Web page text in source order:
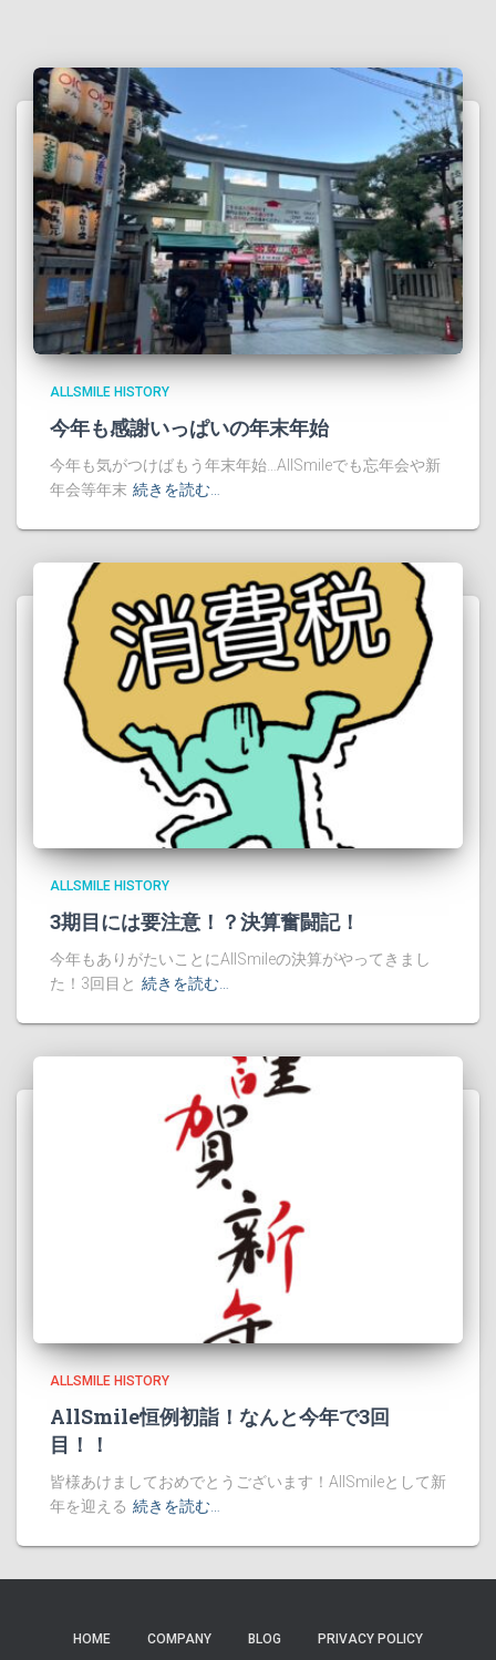
ALLSMILE HISTORY
今年も感謝いっぱいの年末年始
今年も気がつけばもう年末年始…AllSmileでも忘年会や新
年会等年末 続きを読む…
ALLSMILE HISTORY
3期目には要注意！？決算奮闘記！
今年もありがたいことにAllSmileの決算がやってきまし
た！3回目と 続きを読む…
ALLSMILE HISTORY
AllSmile恒例初詣！なんと今年で3回
目！！
皆様あけましておめでとうございます！AllSmileとして新
年を迎える 続きを読む…
HOME COMPANY BLOG PRIVACY POLICY